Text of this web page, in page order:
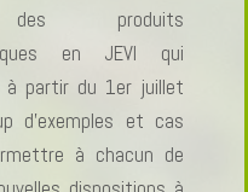
des produits
en JEVI qui
à partir du 1er juillet
d’exemples et cas
à chacun de